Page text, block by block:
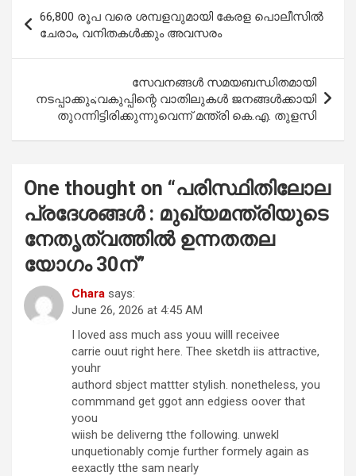
o
o
A
p
navigation
66,800 രൂപ വരെ ശമ്പളവുമായി കേരള പൊലീസില്‍
ചേരാം, വനിതകള്‍ക്കും അവസരം
സേവനങ്ങൾ സമയബന്ധിതമായി
നടപ്പാക്കും;വകുപ്പിന്റെ വാതിലുകൾ ജനങ്ങൾക്കായി
തുറന്നിട്ടിരിക്കുന്നുവെന്ന് മന്ത്രി കെ.എ. തുളസി
One thought on “പരിസ്ഥിതിലോല
പ്രദേശങ്ങൾ : മുഖ്യമന്ത്രിയുടെ
നേതൃത്വത്തിൽ ഉന്നതതല
യോഗം 30ന്”
Chara says:
June 26, 2026 at 4:45 AM
I loved ass much ass youu willl receivee
carrie ouut right here. Thee sketdh iis attractive,
youhr
authord sbject mattter stylish. nonetheless, you
commmand get ggot ann edgiess oover that
yoou
wiish be deliverng tthe following. unwekl
unquetionably comje further formely again as
eexactly tthe sam nearly